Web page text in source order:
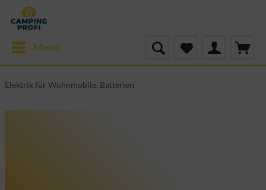
Menü
Elektrik für Wohnmobile, Batterien